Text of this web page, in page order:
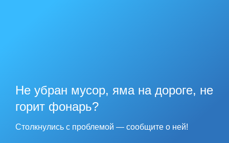
Не убран мусор, яма на дороге, не
горит фонарь?
Столкнулись с проблемой — сообщите о ней!